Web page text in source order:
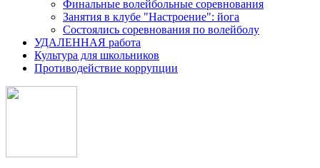
Финальные волейбольные соревнования
Занятия в клубе "Настроение": йога
Состоялись соревнования по волейболу
УДАЛЕННАЯ работа
Культура для школьников
Противодействие коррупции